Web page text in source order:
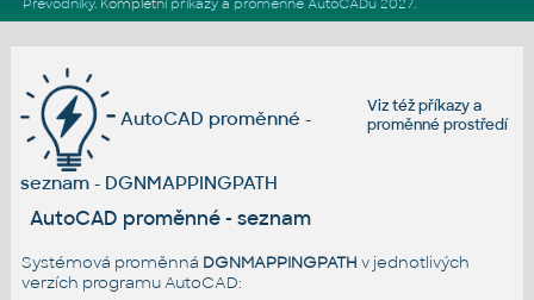
Převodníky. Kompletní příkazya proměnné AutoCADu 2027.
Viz téžpříkazya
proměnné prostředí
AutoCAD proměnné -
seznam - DGNMAPPINGPATH
AutoCAD proměnné - seznam
Systémová proměnná DGNMAPPINGPATH v jednotlivých
verzích programu AutoCAD: